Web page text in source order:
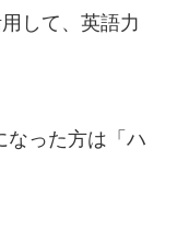
して、英語力